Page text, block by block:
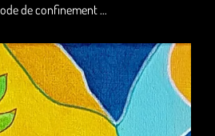
de confinement …